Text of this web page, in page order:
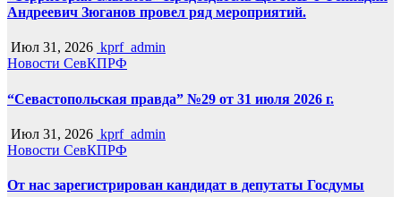
Андреевич Зюганов провел ряд мероприятий.
Июл 31, 2026 kprf_admin
Новости СевКПРФ
“Севастопольская правда” №29 от 31 июля 2026 г.
Июл 31, 2026 kprf_admin
Новости СевКПРФ
От нас зарегистрирован кандидат в депутаты Госдумы